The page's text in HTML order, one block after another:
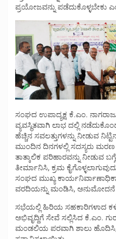
ಪ್ರಯೋಜವನ್ನು ಪಡೆದುಕೊಳ್ಳಬೇಕು
ಸಂಘದ ಉಪಾದ್ಯಕ್ಷ ಕೆ.ಎಂ.
ವ್ಯವಸ್ಥಿತವಾಗಿ ಲಾಭ ದಲ್ಲಿ
ಹೆಚ್ಚಿನ ಸವಲತ್ತುಗಳನ್ನು ನೀಡುವ
ಮುಂದಿನ ದಿನಗಳಲ್ಲಿ ಸದಸ್ಯರು
ತಾತ್ಕಾಲಿಕ ಪರಿಹಾರವನ್ನು
ತೀರ್ಮಾನಿಸಿ, ಕ್ರಮ
ಸಂಘದ ಮುಖ್ಯ
ವರದಿಯನ್ನು ಮಂಡಿಸಿ, ಅನುಮೋದನೆ
ಸಭೆಯಲ್ಲಿ ಹಿರಿಯ ಸಹಕಾರಿಗಳಾದ
ಅಭಿವೃದ್ದಿಗೆ ಸೇವೆ ಸಲ್ಲಿಸಿದ ಕೆ.ಎಂ.
ಮಂಡಲಿಯ ಪರವಾಗಿ ಶಾಲು